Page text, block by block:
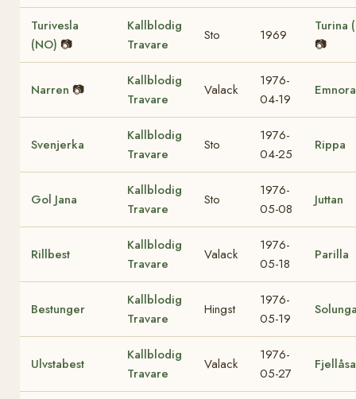
Turivesla
(NO) 📷
Kallblodig
Travare
Sto 1969
Turina
📷
Narren 📷
Kallblodig
Travare
Valack
1976-
04-19
Svenjerka
Kallblodig
Travare
Sto
1976-
04-25
Rippa
Gol Jana
Kallblodig
Travare
Sto
1976-
05-08
Juttan
Rillbest
Kallblodig
Travare
Valack
1976-
05-18
Parilla
Bestunger
Kallblodig
Travare
Hingst
1976-
05-19
Ulvstabest
Kallblodig
Travare
Valack
1976-
05-27
Fjellåsa